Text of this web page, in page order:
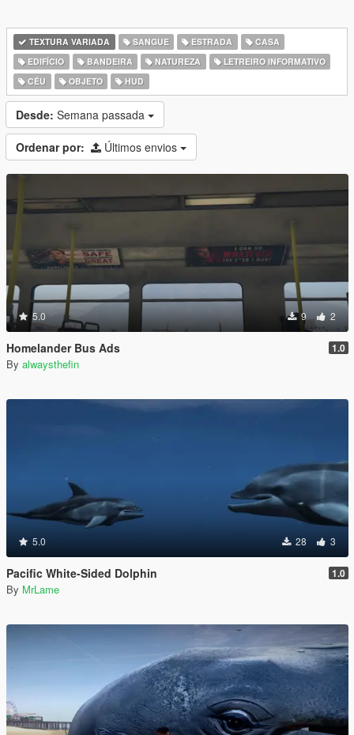
TEXTURA VARIADA SANGUE ESTRADA
CASA
EDIFÍCIO
BANDEIRA NATUREZA
LETREIRO INFORMATIVO
CÉU
OBJETO HUD
Desde: Semana passada
Ordenar por: Últimos envios
5.0 9 2
Homelander Bus Ads 1.0
By alwaysthefin
5.0 28 3
Pacific White-Sided Dolphin 1.0
By MrLame